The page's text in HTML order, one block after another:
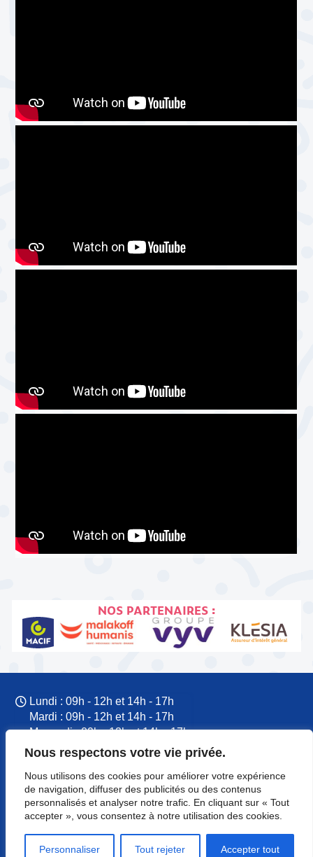
Nous respectons votre vie privée.
Nous utilisons des cookies pour améliorer votre expérience
de navigation, diffuser des publicités ou des contenus
personnalisés et analyser notre trafic. En cliquant sur « Tout
accepter », vous consentez à notre utilisation des cookies.
Personnaliser Tout rejeter Accepter tout
NOS PARTENAIRES :
Lundi : 09h - 12h et 14h - 17h
Mardi : 09h - 12h et 14h - 17h
Mercredi : 09h - 12h et 14h - 17h
Jeudi : 09h - 12h et 14h - 17h
Vendredi : 09h - 12h et 14h - 17h
09 77 60 53 37
CFTC Normandie
8 rue du Colonel Rémy
14000 Caen
Mentions légales
Contact